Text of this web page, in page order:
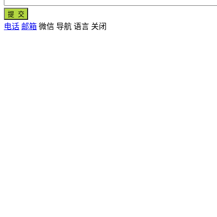
电话 邮箱 微信 导航 语言 关闭